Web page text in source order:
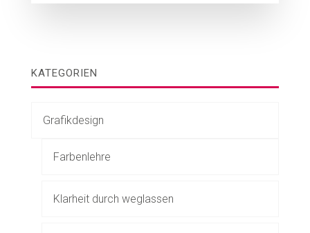
KATEGORIEN
Grafikdesign
Farbenlehre
Klarheit durch weglassen